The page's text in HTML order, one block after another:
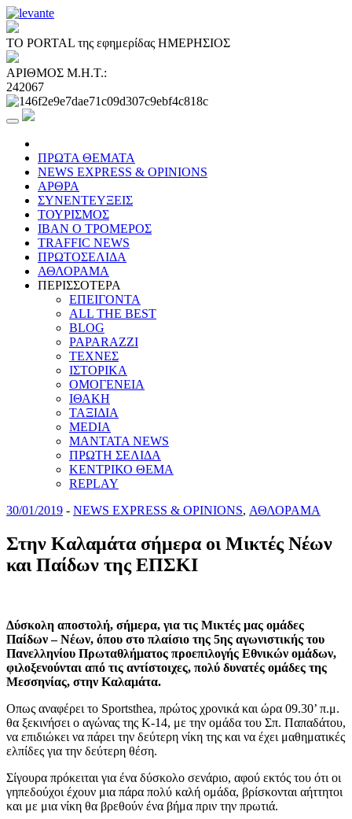
ΤΟ PORTAL της εφημερίδας ΗΜΕΡΗΣΙΟΣ
ΑΡΙΘΜΟΣ Μ.Η.Τ.:
242067
ΠΡΩΤΑ ΘΕΜΑΤΑ
NEWS EXPRESS & OPINIONS
ΑΡΘΡΑ
ΣΥΝΕΝΤΕΥΞΕΙΣ
ΤΟΥΡΙΣΜΟΣ
ΙΒΑΝ Ο ΤΡΟΜΕΡΟΣ
TRAFFIC NEWS
ΠΡΩΤΟΣΕΛΙΔΑ
ΑΘΛΟΡΑΜΑ
ΠΕΡΙΣΣΟΤΕΡΑ
ΕΠΕΙΓΟΝΤΑ
ALL THE BEST
BLOG
PAPARAZZI
ΤΕΧΝΕΣ
ΙΣΤΟΡΙΚΑ
ΟΜΟΓΕΝΕΙΑ
ΙΘΑΚΗ
ΤΑΞΙΔΙΑ
MEDIA
MANTATA NEWS
ΠΡΩΤΗ ΣΕΛΙΔΑ
ΚΕΝΤΡΙΚΟ ΘΕΜΑ
REPLAY
30/01/2019 - NEWS EXPRESS & OPINIONS, ΑΘΛΟΡΑΜΑ
Στην Καλαμάτα σήμερα οι Μικτές Νέων
και Παίδων της ΕΠΣΚΙ
Δύσκολη αποστολή, σήμερα, για τις Μικτές μας ομάδες
Παίδων – Νέων, όπου στο πλαίσιο της 5ης αγωνιστικής του
Πανελληνίου Πρωταθλήματος προεπιλογής Εθνικών ομάδων,
φιλοξενούνται από τις αντίστοιχες, πολύ δυνατές ομάδες της
Μεσσηνίας, στην Καλαμάτα.
Οπως αναφέρει το Sportsthea, πρώτος χρονικά και ώρα 09.30’ π.μ.
θα ξεκινήσει ο αγώνας της Κ-14, με την ομάδα του Σπ. Παπαδάτου,
να επιδιώκει να πάρει την δεύτερη νίκη της και να έχει μαθηματικές
ελπίδες για την δεύτερη θέση.
Σίγουρα πρόκειται για ένα δύσκολο σενάριο, αφού εκτός του ότι οι
γηπεδούχοι έχουν μια πάρα πολύ καλή ομάδα, βρίσκονται αήττητοι
και με μια νίκη θα βρεθούν ένα βήμα πριν την πρωτιά.